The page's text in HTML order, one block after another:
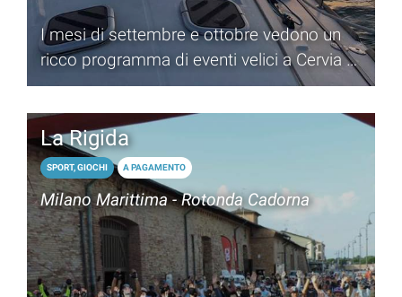
I mesi di settembre e ottobre vedono un
ricco programma di eventi velici a Cervia e
Milano Marittima
La Rigida
SPORT, GIOCHI A PAGAMENTO
Milano Marittima - Rotonda Cadorna